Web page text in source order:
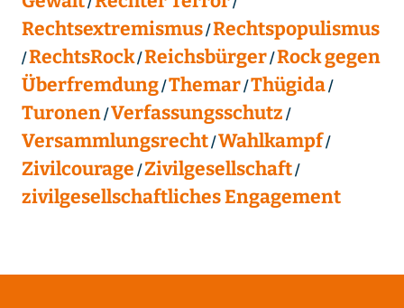
Rechtsextremismus Rechtspopulismus
RechtsRock Reichsbürger Rock gegen
Überfremdung Themar Thügida
Turonen Verfassungsschutz
Versammlungsrecht Wahlkampf
Zivilcourage Zivilgesellschaft
zivilgesellschaftliches Engagement